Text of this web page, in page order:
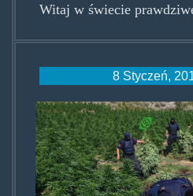
Witaj w świecie
8 Styczeń,